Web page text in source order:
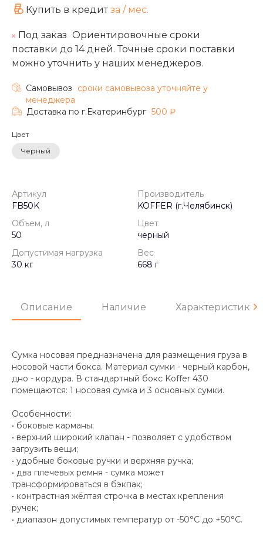
Купить в кредитза / мес.
Под заказ Ориентировочные сроки
поставки до 14 дней. Точные сроки поставки
можно уточнить у наших менеджеров.
Самовывоз
cроки самовывоза уточняйте у
менеджера
Доставка по г.Екатеринбург 500 ₽
Цвет
Черный
Артикул
FB50K
Производитель
KOFFER (г.Челябинск)
Объем, л
50
Цвет
черный
Допустимая нагрузка
30 кг
Вес
668 г
Описание Наличие Характеристики
Сумка носовая предназначена для размещения груза в
носовой части бокса. Материал сумки - черный карбон,
дно - кордура. В стандартный бокс Koffer 430
помещаются: 1 носовая сумка и 3 основных сумки.
Особенности:
• боковые карманы;
• верхний широкий клапан - позволяет с удобством
загрузить вещи;
• удобные боковые ручки и верхняя ручка;
• два плечевых ремня - сумка может
трансформироваться в бэкпак;
• контрастная жёлтая строчка в местах крепления
ручек;
• диапазон допустимых температур от -50°С до +50°С.